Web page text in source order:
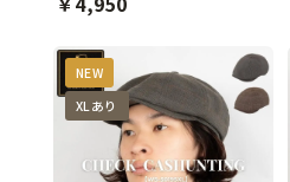
NEW
XLあり